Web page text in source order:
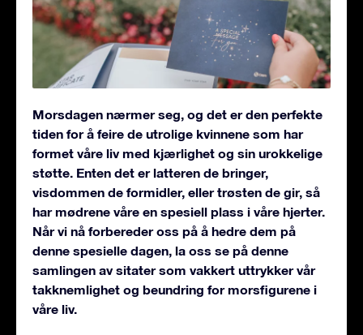
Morsdagen nærmer seg, og det er den perfekte
tiden for å feire de utrolige kvinnene som har
formet våre liv med kjærlighet og sin urokkelige
støtte. Enten det er latteren de bringer,
visdommen de formidler, eller trøsten de gir, så
har mødrene våre en spesiell plass i våre hjerter.
Når vi nå forbereder oss på å hedre dem på
denne spesielle dagen, la oss se på denne
samlingen av sitater som vakkert uttrykker vår
takknemlighet og beundring for morsfigurene i
våre liv.